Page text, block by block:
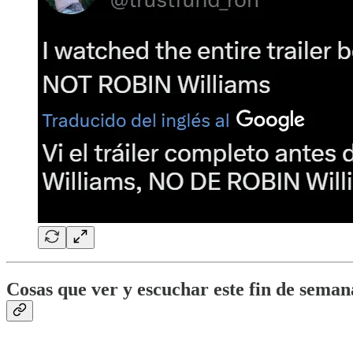
Cosas que ver y escuchar este fin de